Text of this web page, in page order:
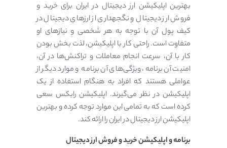
بهترین اپلیکیشن ارز دیجیتال در ایران برای خرید و
فروش ارز دیجیتال و نگجهداری از ارزهای دیجیتال در
کیف پول آن با توجه به هر شخصی و نیازهای او
متفاوت است. راحتی کار با اپلیکیشن، لذت بخش بودن
کار با آن، سرعت انجام معاملات و تراکنش‌ها در آن،
امنیت آن برنامه، ویژگی‌های آن برنامه و موارد دیگر از
عواملی هستند که افراد به هنگام استفاده از یک
اپلیکیشن در نظر می‌گیرند. اپلیکیشن رابکس سعی
کرده است که به تمامی این موارد توجه کرده و بهترین
اپلیکیشن ارز دیجیتال در ایران را ارائه کند.
برنامه و اپلیکیشن خرید و فروش ارز دیجیتال